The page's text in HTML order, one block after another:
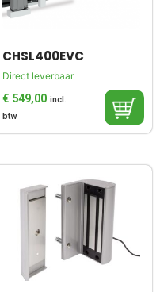
CHSL400EVC
Direct leverbaar
€ 549,00 incl.
btw